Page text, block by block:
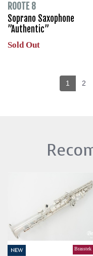
ROOTE 8
Soprano Saxophone
”Authentic”
Sold Out
1 2
NEW